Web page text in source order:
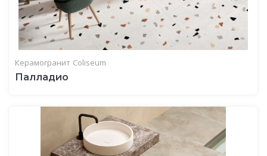
Керамогранит Coliseum
Палладио